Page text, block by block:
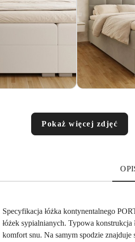
Pokaż więcej zdjęć
Specyfikacja łóżka kontynentalnego
łóżek sypialnianych. Typowa
komfort snu. Na samym spodzie znajduje